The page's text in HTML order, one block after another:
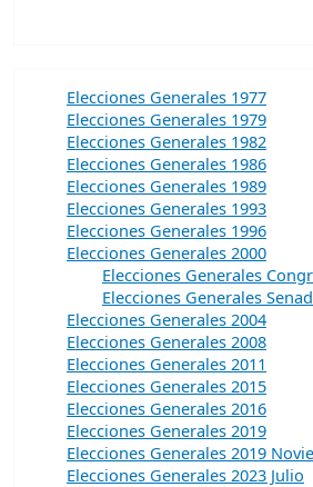
Elecciones Generales 1977
Elecciones Generales 1979
Elecciones Generales 1982
Elecciones Generales 1986
Elecciones Generales 1989
Elecciones Generales 1993
Elecciones Generales 1996
Elecciones Generales 2000
Elecciones Generales
Elecciones Generales
Elecciones Generales 2004
Elecciones Generales 2008
Elecciones Generales 2011
Elecciones Generales 2015
Elecciones Generales 2016
Elecciones Generales 2019
Elecciones Generales 2019
Elecciones Generales 2023 Julio